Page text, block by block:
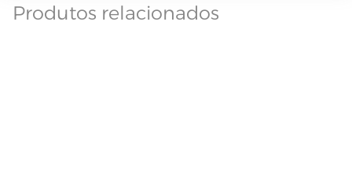
Produtos relacionados